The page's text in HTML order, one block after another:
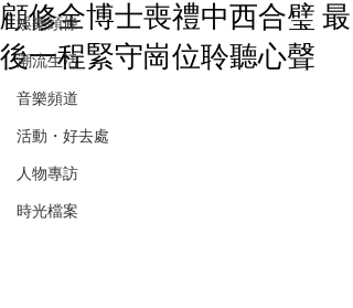
娛樂頭條
潮流生活
音樂頻道
活動・好去處
人物專訪
時光檔案
顧修全博士喪禮中西合璧 最
後一程緊守崗位聆聽心聲